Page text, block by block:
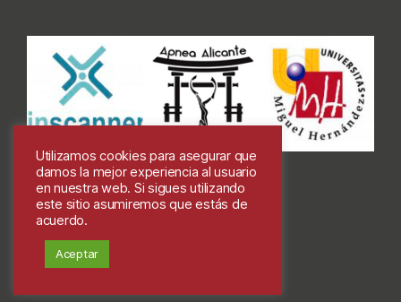
Utilizamos cookies para asegurar que
damos la mejor experiencia al usuario
en nuestra web. Si sigues utilizando
este sitio asumiremos que estás de
acuerdo.
Aceptar